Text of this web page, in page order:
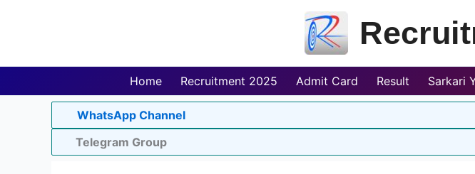
Home Recruitment 2025 Admit Card Result Sarkari
WhatsApp Channel
Telegram Group